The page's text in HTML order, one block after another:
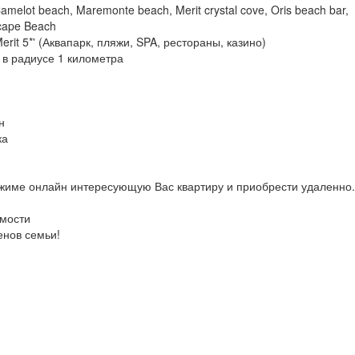
beach, Maremonte beach, Merit crystal cove, Oris beach bar,
Beach
5*' (Аквапарк, пляжи, SPA, рестораны, казино)
радиусе 1 километра
онлайн интересующую Вас квартиру и приобрести удаленно.
семьи!